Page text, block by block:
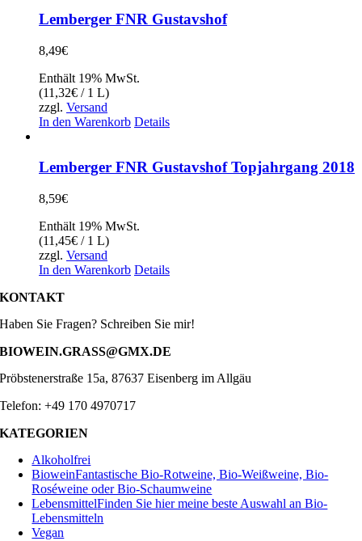
Lemberger FNR Gustavshof
8,49€
Enthält 19% MwSt.
(11,32€ / 1 L)
zzgl. Versand
In den Warenkorb Details
Lemberger FNR Gustavshof Topjahrgang 2018
8,59€
Enthält 19% MwSt.
(11,45€ / 1 L)
zzgl. Versand
In den Warenkorb Details
KONTAKT
Haben Sie Fragen? Schreiben Sie mir!
BIOWEIN.GRASS@GMX.DE
Pröbstenerstraße 15a, 87637 Eisenberg im Allgäu
Telefon: +49 170 4970717
KATEGORIEN
Alkoholfrei
BioweinFantastische Bio-Rotweine, Bio-Weißweine, Bio-
Roséweine oder Bio-Schaumweine
LebensmittelFinden Sie hier meine beste Auswahl an Bio-
Lebensmitteln
Vegan